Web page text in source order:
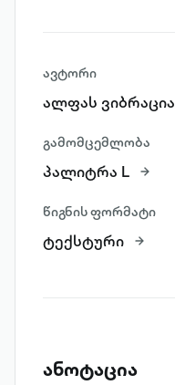
ავტორი
ალფას ვიბრაცია
გამომცემლობა
პალიტრა L
წიგნის ფორმატი
ტექსტური
ანოტაცია